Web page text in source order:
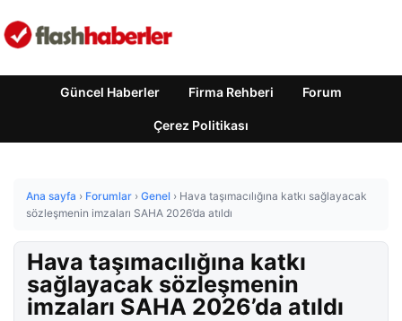
Güncel Haberler Firma Rehberi Forum
Çerez Politikası
Ana sayfa › Forumlar › Genel › Hava taşımacılığına katkı sağlayacak
sözleşmenin imzaları SAHA 2026’da atıldı
Hava taşımacılığına katkı
sağlayacak sözleşmenin
imzaları SAHA 2026’da atıldı